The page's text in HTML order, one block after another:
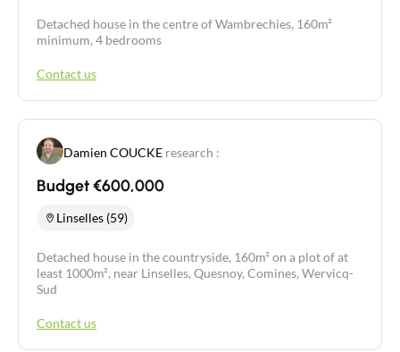
Detached house in the centre of Wambrechies, 160m²
minimum, 4 bedrooms
Contact us
Damien COUCKE research :
Budget €600,000
Linselles (59)
Detached house in the countryside, 160m² on a plot of at
least 1000m², near Linselles, Quesnoy, Comines, Wervicq-
Sud
Contact us